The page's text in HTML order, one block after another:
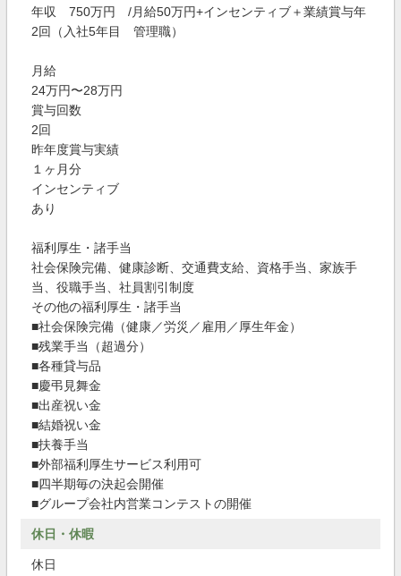
年収 750万円 /月給50万円+インセンティブ＋業績賞与年
2回（入社5年目 管理職）
月給
24万円〜28万円
賞与回数
2回
昨年度賞与実績
１ヶ月分
インセンティブ
あり
福利厚生・諸手当
社会保険完備、健康診断、交通費支給、資格手当、家族手
当、役職手当、社員割引制度
その他の福利厚生・諸手当
■社会保険完備（健康／労災／雇用／厚生年金）
■残業手当（超過分）
■各種貸与品
■慶弔見舞金
■出産祝い金
■結婚祝い金
■扶養手当
■外部福利厚生サービス利用可
■四半期毎の決起会開催
■グループ会社内営業コンテストの開催
休日・休暇
休日